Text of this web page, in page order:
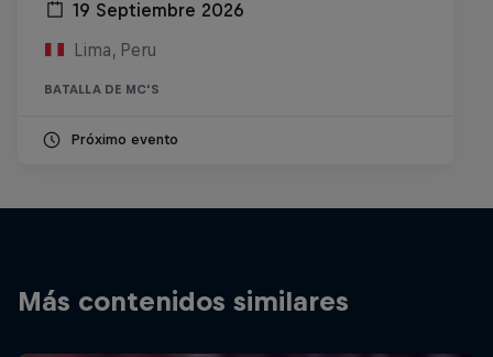
19 Septiembre 2026
Lima, Peru
BATALLA DE MC'S
Próximo evento
Más contenidos similares